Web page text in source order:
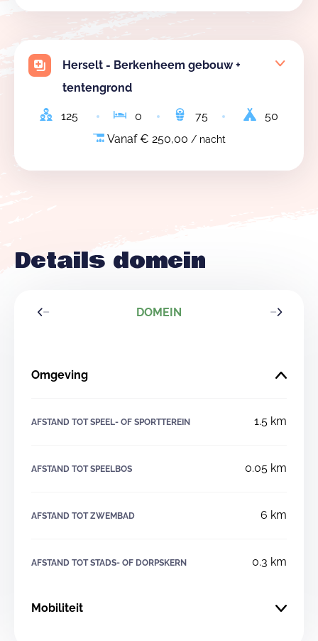
Herselt - Berkenheem gebouw +
tentengrond
125 0 75
50
Vanaf € 250,00 / nacht
Details domein
DOMEIN
Omgeving
AFSTAND TOT SPEEL- OF SPORTTEREIN 1.5 km
AFSTAND TOT SPEELBOS 0.05 km
AFSTAND TOT ZWEMBAD 6 km
AFSTAND TOT STADS- OF DORPSKERN 0.3 km
Mobiliteit